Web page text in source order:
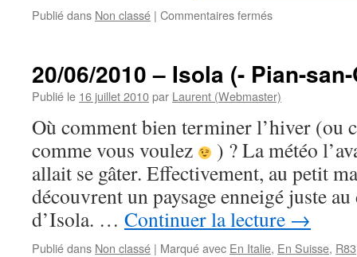
Publié dans Non classé | Commentaires ferméssur
de
la
du
programme
20/06/2010 – Isola (- Pian-
Publié le 16 juillet 2010par Laurent (Webmaster)
Où comment bien terminer l’hiver (ou
comme vous voulez
) ? La météo
allait se gâter. Effectivement, au petit
découvrent un paysage enneigé juste
d’Isola. … Continuer la lecture →
Publié dans Non classé | Marqué avec En Italie, En Suisse, R83